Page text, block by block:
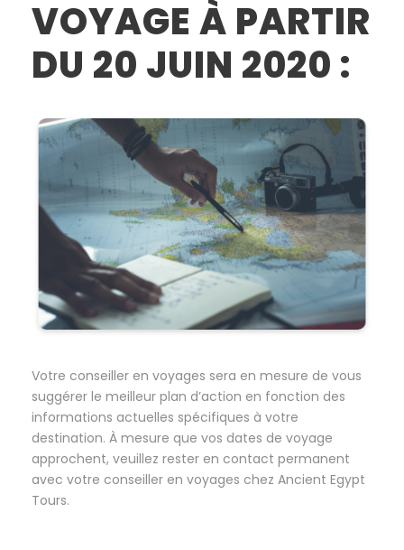
VOYAGE À PARTIR
DU 20 JUIN 2020 :
Votre conseiller en voyages sera en mesure de vous
suggérer le meilleur plan d’action en fonction des
informations actuelles spécifiques à votre
destination. À mesure que vos dates de voyage
approchent, veuillez rester en contact permanent
avec votre conseiller en voyages chez Ancient Egypt
Tours.